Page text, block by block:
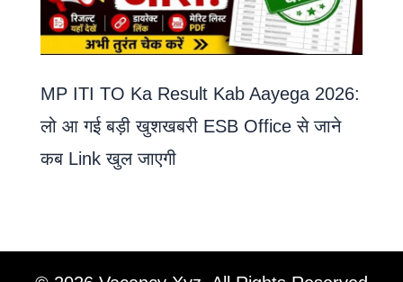
MP ITI TO Ka Result Kab Aayega 2026:
लो आ गई बड़ी खुशखबरी ESB Office से जाने
कब Link खुल जाएगी